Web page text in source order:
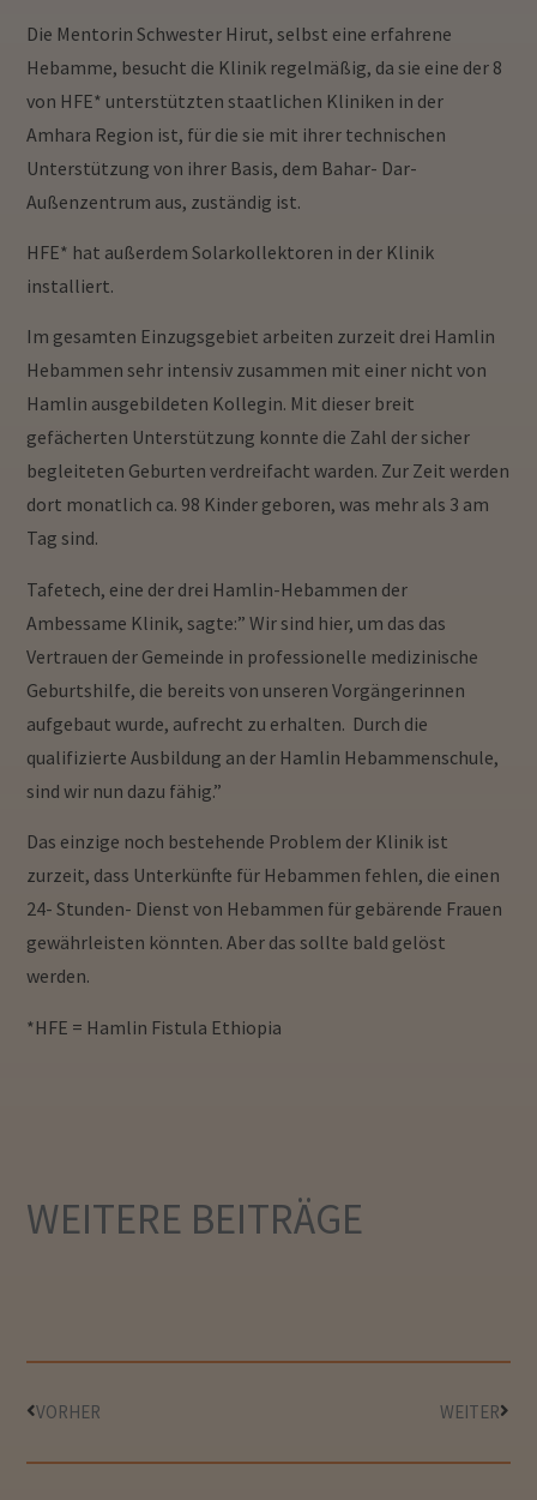
Die Mentorin Schwester Hirut, selbst eine erfahrene
Hebamme, besucht die Klinik regelmäßig, da sie eine der 8
von HFE* unterstützten staatlichen Kliniken in der
Amhara Region ist, für die sie mit ihrer technischen
Unterstützung von ihrer Basis, dem Bahar- Dar-
Außenzentrum aus, zuständig ist.
HFE* hat außerdem Solarkollektoren in der Klinik
installiert.
Im gesamten Einzugsgebiet arbeiten zurzeit drei Hamlin
Hebammen sehr intensiv zusammen mit einer nicht von
Hamlin ausgebildeten Kollegin. Mit dieser breit
gefächerten Unterstützung konnte die Zahl der sicher
begleiteten Geburten verdreifacht warden. Zur Zeit werden
dort monatlich ca. 98 Kinder geboren, was mehr als 3 am
Tag sind.
Tafetech, eine der drei Hamlin-Hebammen der
Ambessame Klinik, sagte:” Wir sind hier, um das das
Vertrauen der Gemeinde in professionelle medizinische
Geburtshilfe, die bereits von unseren Vorgängerinnen
aufgebaut wurde, aufrecht zu erhalten. Durch die
qualifizierte Ausbildung an der Hamlin Hebammenschule,
sind wir nun dazu fähig.”
Das einzige noch bestehende Problem der Klinik ist
zurzeit, dass Unterkünfte für Hebammen fehlen, die einen
24- Stunden- Dienst von Hebammen für gebärende Frauen
gewährleisten könnten. Aber das sollte bald gelöst
werden.
*HFE = Hamlin Fistula Ethiopia
WEITERE BEITRÄGE
VORHER WEITER